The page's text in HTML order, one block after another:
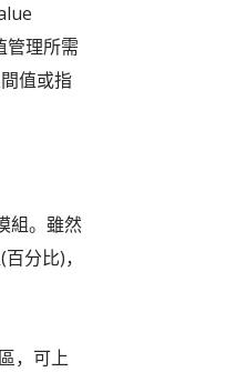
管理所需
值或指
組。雖然
分比)，
，可上